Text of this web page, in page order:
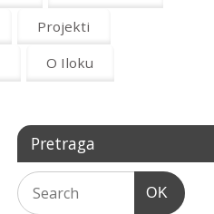
Projekti
O Iloku
Pretraga
OK